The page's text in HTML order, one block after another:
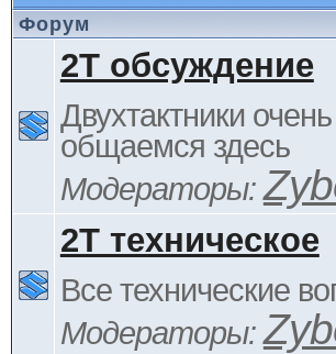
Форум
2Т обсуждение
Двухтактники
общаемся здесь
Модераторы:
2Т техническое
Все технические
Модераторы: